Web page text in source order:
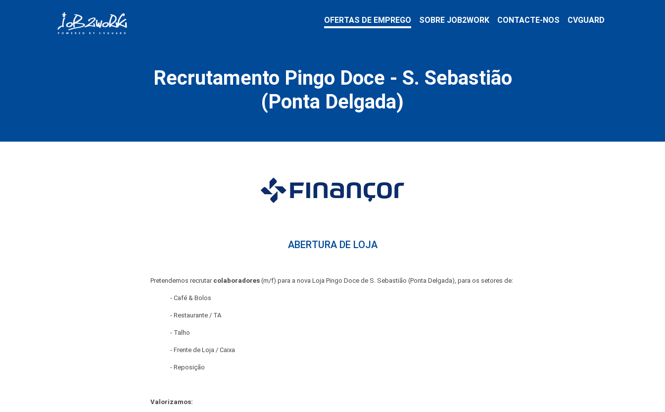
OFERTAS DE EMPREGO SOBRE JOB2WORK CONTACTE-NOS CVGUARD
Recrutamento Pingo Doce - S. Sebastião
(Ponta Delgada)
ABERTURA DE LOJA
Pretendemos recrutar colaboradores (m/f) para a nova Loja Pingo Doce de S. Sebastião (Ponta Delgada), para os setores de:
- Café & Bolos
- Restaurante / TA
- Talho
- Frente de Loja / Caixa
- Reposição
Valorizamos: